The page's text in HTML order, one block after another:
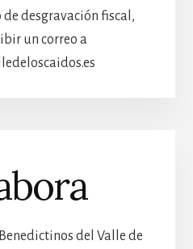
desgravación fiscal,
un correo a
del Valle de